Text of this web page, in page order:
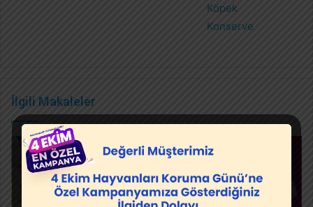
Köpek
Konserve
İlgili Makaleler